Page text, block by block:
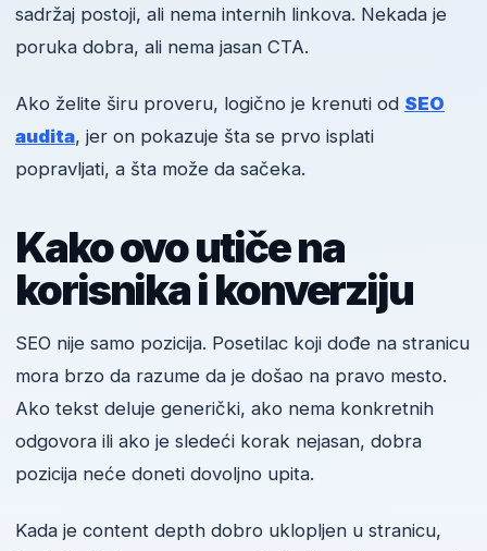
sadržaj postoji, ali nema internih linkova. Nekada je
poruka dobra, ali nema jasan CTA.
Ako želite širu proveru, logično je krenuti od SEO
audita, jer on pokazuje šta se prvo isplati
popravljati, a šta može da sačeka.
Kako ovo utiče na
korisnika i konverziju
SEO nije samo pozicija. Posetilac koji dođe na stranicu
mora brzo da razume da je došao na pravo mesto.
Ako tekst deluje generički, ako nema konkretnih
odgovora ili ako je sledeći korak nejasan, dobra
pozicija neće doneti dovoljno upita.
Kada je content depth dobro uklopljen u stranicu,